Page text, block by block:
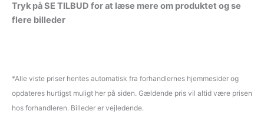
Tryk på SE TILBUD for at læse mere om produktet og se
flere billeder
*Alle viste priser hentes automatisk fra forhandlernes hjemmesider og
opdateres hurtigst muligt her på siden. Gældende pris vil altid være prisen
hos forhandleren. Billeder er vejledende.